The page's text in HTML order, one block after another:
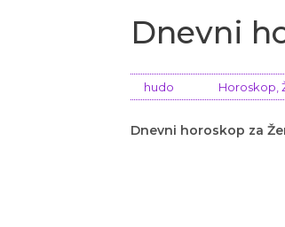
Dnevni
hudo Horoskop
Dnevni horoskop za